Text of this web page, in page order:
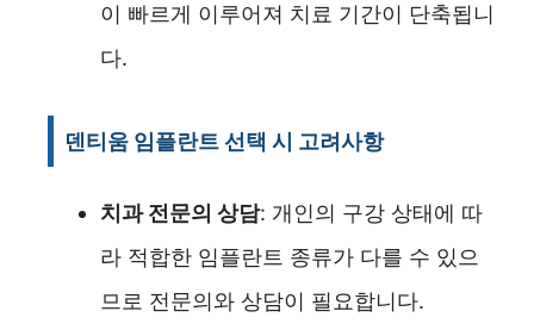
이 빠르게 이루어져 치료 기간이 단축됩니
다.
덴티움 임플란트 선택 시 고려사항
치과 전문의 상담: 개인의 구강 상태에 따
라 적합한 임플란트 종류가 다를 수 있으
므로 전문의와 상담이 필요합니다.